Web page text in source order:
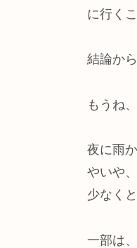
に行く
結論か
もうね
夜に雨
やいや
少なく
一部は